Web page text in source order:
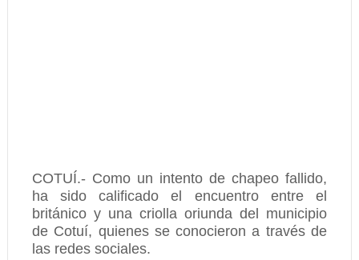
COTUÍ.- Como un intento de chapeo fallido,
ha sido calificado el encuentro entre el
británico y una criolla oriunda del municipio
de Cotuí, quienes se conocieron a través de
las redes sociales.